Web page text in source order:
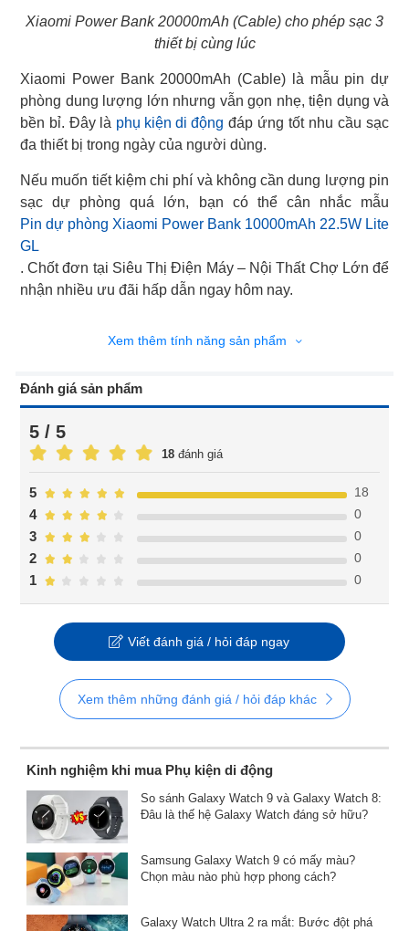
Xiaomi Power Bank 20000mAh (Cable) cho phép sạc 3
thiết bị cùng lúc
Xiaomi Power Bank 20000mAh (Cable) là mẫu pin dự
phòng dung lượng lớn nhưng vẫn gọn nhẹ, tiện dụng và
bền bỉ. Đây là phụ kiện di động đáp ứng tốt nhu cầu sạc
đa thiết bị trong ngày của người dùng.
Nếu muốn tiết kiệm chi phí và không cần dung lượng pin
Pin dự phòng Xiaomi Power Bank 10000mAh 22.5W Lite
GL
. Chốt đơn tại Siêu Thị Điện Máy – Nội Thất Chợ Lớn để
nhận nhiều ưu đãi hấp dẫn ngay hôm nay.
Xem thêm tính năng sản phẩm
Đánh giá sản phẩm
5 / 5
18 đánh giá
1 0
2 0
3 0
4 0
5 18
Viết đánh giá / hỏi đáp ngay
Xem thêm những đánh giá / hỏi đáp khác
Kinh nghiệm khi mua Phụ kiện di động
So sánh Galaxy Watch 9 và Galaxy Watch 8:
Đâu là thế hệ Galaxy Watch đáng sở hữu?
Samsung Galaxy Watch 9 có mấy màu?
Chọn màu nào phù hợp phong cách?
Galaxy Watch Ultra 2 ra mắt: Bước đột phá